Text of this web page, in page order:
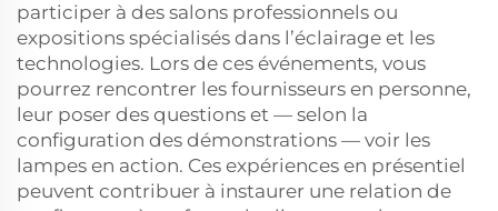
participer à des salons professionnels ou
expositions spécialisés dans l’éclairage et les
technologies. Lors de ces événements, vous
pourrez rencontrer les fournisseurs en personne,
leur poser des questions et — selon la
configuration des démonstrations — voir les
lampes en action. Ces expériences en présentiel
peuvent contribuer à instaurer une relation de